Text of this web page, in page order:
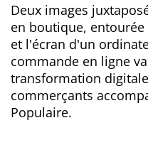
Deux images
en boutique,
et l'écran d'un
commande en ligne
transformation
commerçants
Populaire.